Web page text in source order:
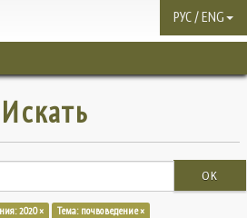
РУС / ENG
Искать
OK
2020 ×
Тема: почвоведение ×